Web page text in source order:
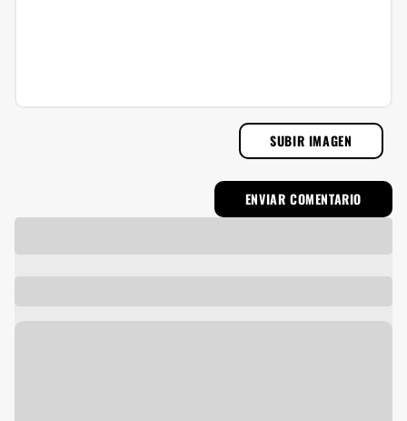
SUBIR IMAGEN